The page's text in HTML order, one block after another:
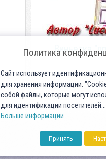
Виньетка
Политика
Сайт использует
для хранения информации.
собой файлы, которые могут
для идентификации посетителей...
Больше информации
Принять